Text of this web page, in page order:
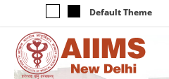
Default Theme